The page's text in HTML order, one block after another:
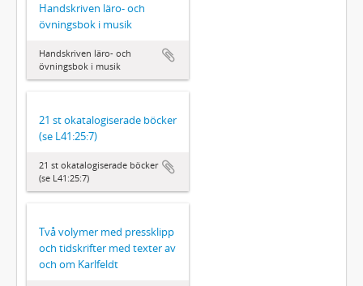
Handskriven läro- och
övningsbok i musik
Handskriven läro- och
övningsbok i musik
21 st okatalogiserade böcker
(se L41:25:7)
21 st okatalogiserade böcker
(se L41:25:7)
Två volymer med pressklipp
och tidskrifter med texter av
och om Karlfeldt